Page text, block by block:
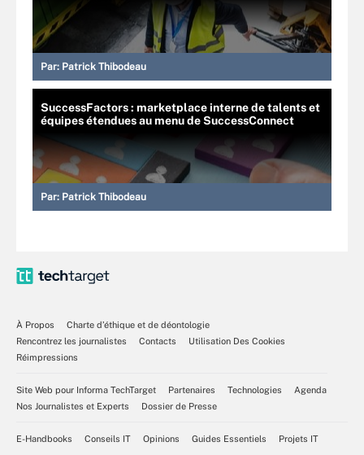
Par: Patrick Thibodeau
SuccessFactors : marketplace interne de talents et
équipes étendues au menu de SuccessConnect
Par: Patrick Thibodeau
À Propos
Charte d’éthique et de déontologie
Rencontrez les journalistes
Contacts
Utilisation Des Cookies
Réimpressions
Site Web pour Informa TechTarget Partenaires Technologies
Agenda
Nos Journalistes et Experts
Dossier de Presse
E-Handbooks Conseils IT Opinions Guides Essentiels Projets IT